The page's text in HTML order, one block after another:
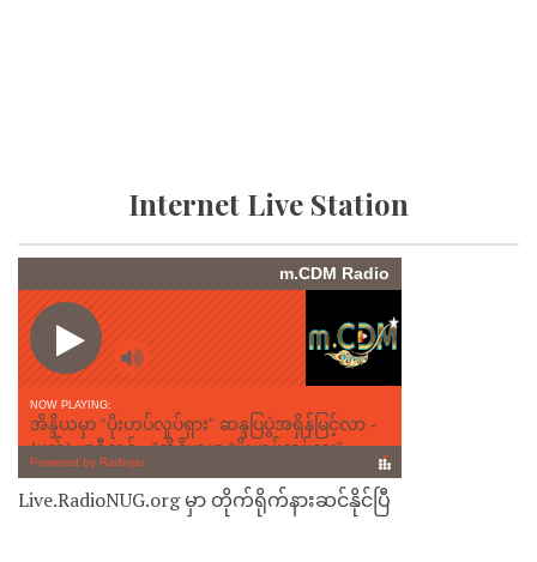
Internet Live Station
Live.RadioNUG.org မှာ တိုက်ရိုက်နားဆင်နိုင်ပြီ